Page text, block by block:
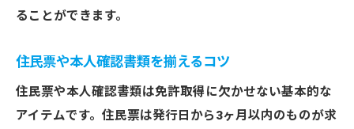
免許取得で費用を抑えるためのコツ
ることができます。
住民票や本人確認書類を揃えるコツ
住民票や本人確認書類は免許取得に欠かせない基本的な
アイテムです。住民票は発行日から3ヶ月以内のものが求